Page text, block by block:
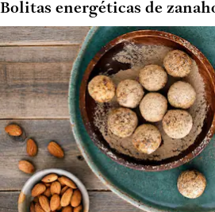
Bolitas energéticas de